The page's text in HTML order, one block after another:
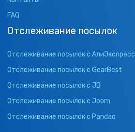
FAQ
Отслеживание посылок
Отслеживание посылок с АлиЭкспресс
Отслеживание посылок с GearBest
Отслеживание посылок с JD
Отслеживание посылок с Joom
Отслеживание посылок с Pandao